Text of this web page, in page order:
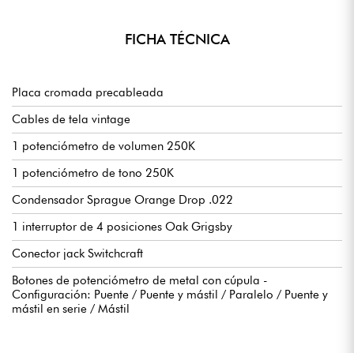
FICHA TÉCNICA
Placa cromada precableada
Cables de tela vintage
1 potenciómetro de volumen 250K
1 potenciómetro de tono 250K
Condensador Sprague Orange Drop .022
1 interruptor de 4 posiciones Oak Grigsby
Conector jack Switchcraft
Botones de potenciómetro de metal con cúpula -
Configuración: Puente / Puente y mástil / Paralelo / Puente y
mástil en serie / Mástil